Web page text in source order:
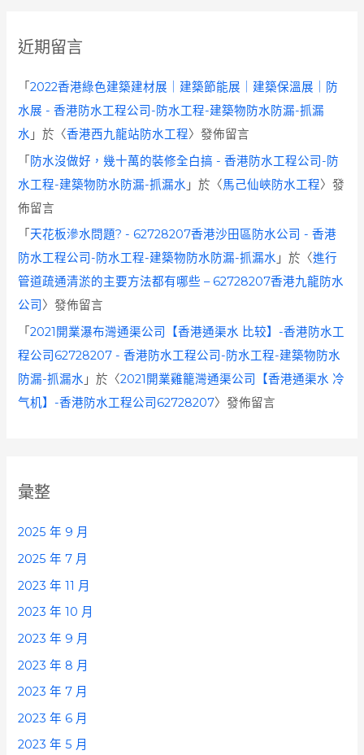
近期留言
「2022香港綠色建築建材展｜建築節能展｜建築保溫展｜防
水展 - 香港防水工程公司-防水工程-建築物防水防漏-抓漏
水 」於〈香港西九龍站防水工程〉發佈留言
「 防水沒做好，幾十萬的裝修全白搞 - 香港防水工程公司-防
水工程-建築物防水防漏-抓漏水 」於〈馬己仙峽防水工程〉發
佈留言
「 天花板滲水問題? - 62728207香港沙田區防水公司 - 香港
防水工程公司-防水工程-建築物防水防漏-抓漏水 」於〈進行
管道疏通清淤的主要方法都有哪些 – 62728207香港九龍防水
公司 〉發佈留言
「2021開業瀑布灣通渠公司【香港通渠水 比较】-香港防水工
程公司62728207 - 香港防水工程公司-防水工程-建築物防水
防漏-抓漏水 」於〈2021開業雞籠灣通渠公司【香港通渠水 冷
气机】-香港防水工程公司62728207〉發佈留言
彙整
2025 年 9 月
2025 年 7 月
2023 年 11 月
2023 年 10 月
2023 年 9 月
2023 年 8 月
2023 年 7 月
2023 年 6 月
2023 年 5 月